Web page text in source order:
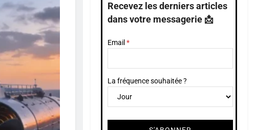
Recevez les derniers articles
dans votre messagerie 📩
Email
La fréquence souhaitée ?